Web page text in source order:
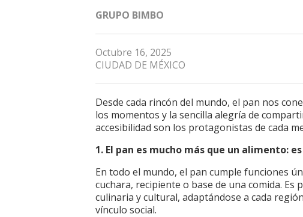
GRUPO BIMBO
Octubre 16, 2025
CIUDAD DE MÉXICO
Desde cada rincón del mundo, el pan nos
los momentos y la sencilla alegría de
accesibilidad son los protagonistas de cada
1. El pan es mucho más que un alimento:
En todo el mundo, el pan cumple funciones
cuchara, recipiente o base de una comida. Es
culinaria y cultural, adaptándose a cada
vínculo social.